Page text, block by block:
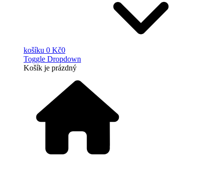
košíku 0 Kč0
Toggle Dropdown
Košík je prázdný